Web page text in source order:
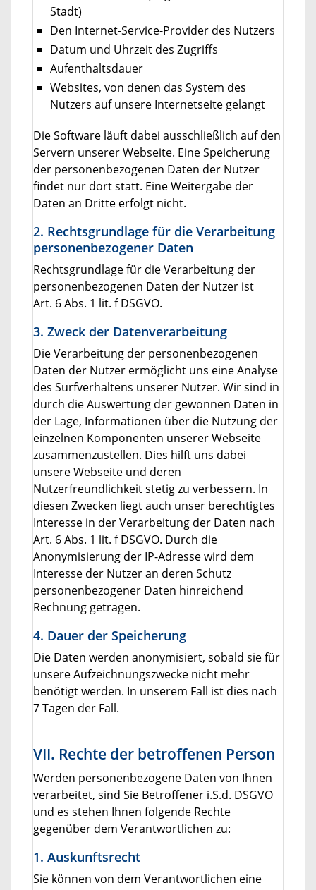
Stadt)
Den Internet-Service-Provider des Nutzers
Datum und Uhrzeit des Zugriffs
Aufenthaltsdauer
Websites, von denen das System des
Nutzers auf unsere Internetseite gelangt
Die Software läuft dabei ausschließlich auf den
Servern unserer Webseite. Eine Speicherung
der personenbezogenen Daten der Nutzer
findet nur dort statt. Eine Weitergabe der
Daten an Dritte erfolgt nicht.
2. Rechtsgrundlage für die Verarbeitung
personenbezogener Daten
Rechtsgrundlage für die Verarbeitung der
personenbezogenen Daten der Nutzer ist
Art. 6 Abs. 1 lit. f DSGVO.
3. Zweck der Datenverarbeitung
Die Verarbeitung der personenbezogenen
Daten der Nutzer ermöglicht uns eine Analyse
des Surfverhaltens unserer Nutzer. Wir sind in
durch die Auswertung der gewonnen Daten in
der Lage, Informationen über die Nutzung der
einzelnen Komponenten unserer Webseite
zusammenzustellen. Dies hilft uns dabei
unsere Webseite und deren
Nutzerfreundlichkeit stetig zu verbessern. In
diesen Zwecken liegt auch unser berechtigtes
Interesse in der Verarbeitung der Daten nach
Art. 6 Abs. 1 lit. f DSGVO. Durch die
Anonymisierung der IP-Adresse wird dem
Interesse der Nutzer an deren Schutz
personenbezogener Daten hinreichend
Rechnung getragen.
4. Dauer der Speicherung
Die Daten werden anonymisiert, sobald sie für
unsere Aufzeichnungszwecke nicht mehr
benötigt werden. In unserem Fall ist dies nach
7 Tagen der Fall.
VII. Rechte der betroffenen Person
Werden personenbezogene Daten von Ihnen
verarbeitet, sind Sie Betroffener i.S.d. DSGVO
und es stehen Ihnen folgende Rechte
gegenüber dem Verantwortlichen zu:
1. Auskunftsrecht
Sie können von dem Verantwortlichen eine